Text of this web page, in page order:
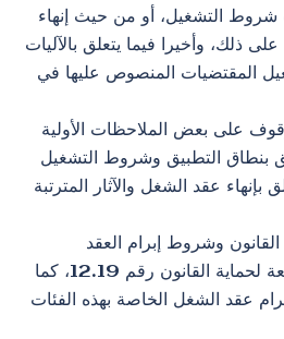
التشغيل، أو من حيث إنهاء
على ذلك، وأخيرا فيما يتعلق بالآليات
المقتضيات المنصوص عليها في
على بعض الملاحظات الأولية
بنطاق التطبيق وشروط التشغيل
بإنهاء عقد الشغل والآثار المترتبة
وشروط إبرام العقد
حدد المشرع الفئات الخاضعة لحماية القانون رقم 12.19، كما